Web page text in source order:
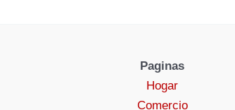
Paginas
Hogar
Comercio